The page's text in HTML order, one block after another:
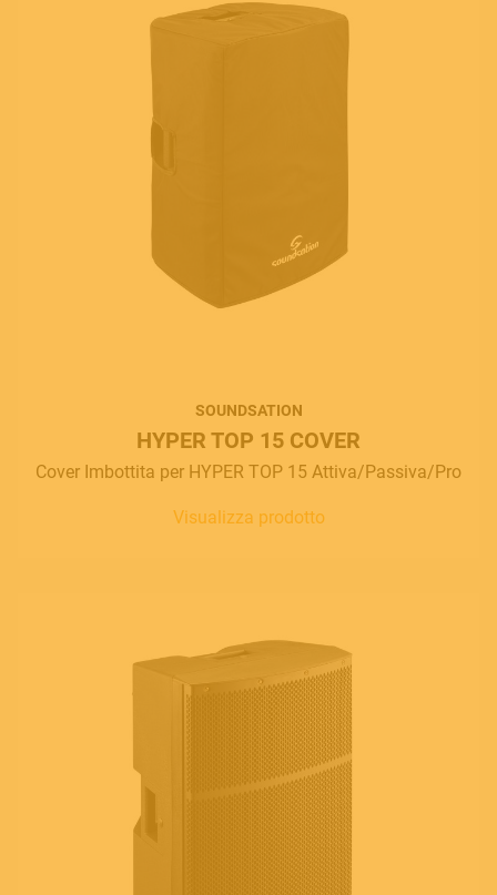
SOUNDSATION
HYPER TOP 15 COVER
Cover Imbottita per HYPER TOP 15 Attiva/Passiva/Pro
Visualizza prodotto